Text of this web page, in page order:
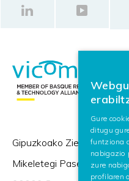
Gipuzkoako Zientzia eta
Mikeletegi Pasealekua 57,
Gure
ditugu
funtziona
nabigazio
zure
profilaren